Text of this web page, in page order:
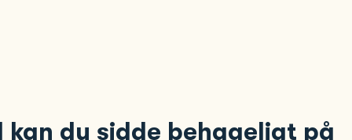
kan du sidde behageligt på